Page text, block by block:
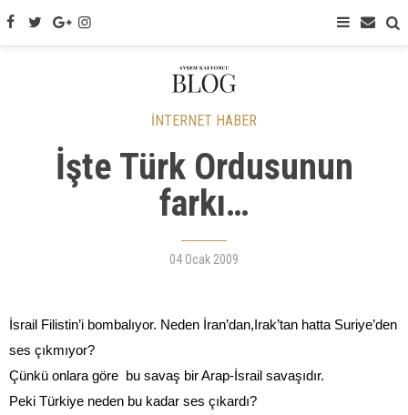
İNTERNET HABER
İşte Türk Ordusunun
farkı…
04 Ocak 2009
İsrail Filistin’i bombalıyor. Neden İran’dan,Irak’tan hatta Suriye’den
ses çıkmıyor?
Çünkü onlara göre
bu savaş bir Arap-İsrail savaşıdır.
Peki Türkiye neden bu kadar ses çıkardı?